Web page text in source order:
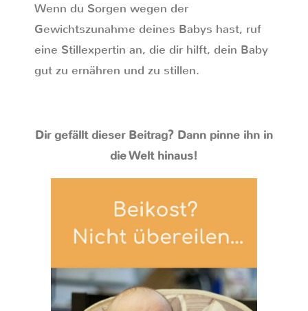
Wenn du Sorgen wegen der
Gewichtszunahme deines Babys hast, ruf
eine Stillexpertin an, die dir hilft, dein Baby
gut zu ernähren und zu stillen.
Dir gefällt dieser Beitrag? Dann pinne ihn in
die Welt hinaus!